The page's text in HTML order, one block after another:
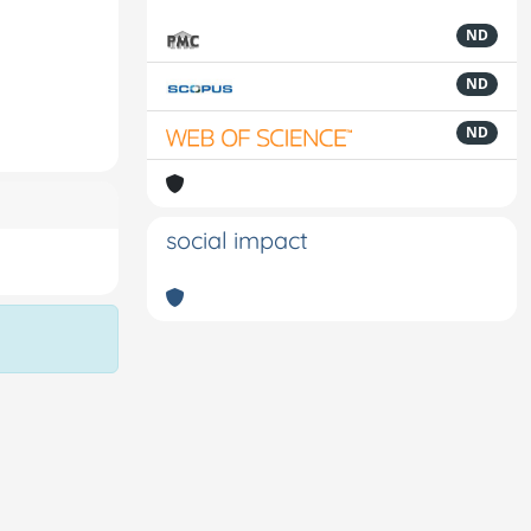
ND
ND
ND
social impact